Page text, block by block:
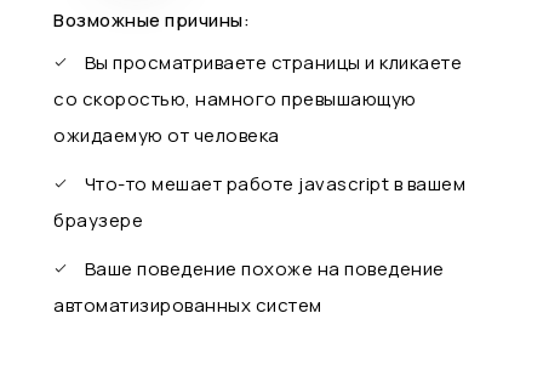
Возможные причины:
Вы просматриваете страницы и кликаете
со скоростью, намного превышающую
ожидаемую от человека
Что-то мешает работе javascript в вашем
браузере
Ваше поведение похоже на поведение
автоматизированных систем